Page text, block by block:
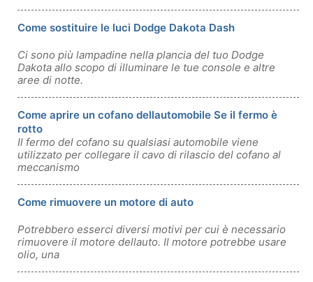
Come sostituire le luci Dodge Dakota Dash
Ci sono più lampadine nella plancia del tuo Dodge
Dakota allo scopo di illuminare le tue console e altre
aree di notte.
Come aprire un cofano dellautomobile Se il fermo è
rotto
Il fermo del cofano su qualsiasi automobile viene
utilizzato per collegare il cavo di rilascio del cofano al
meccanismo
Come rimuovere un motore di auto
Potrebbero esserci diversi motivi per cui è necessario
rimuovere il motore dellauto. Il motore potrebbe usare
olio, una